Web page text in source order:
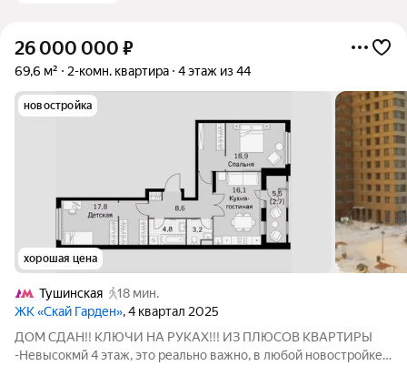
26 000 000 ₽
69,6 м² 2-комн. квартира 4 этаж из 44
новостройка
хорошая цена
Тушинская
18 мин.
ЖК «Скай Гарден», 4 квартал 2025
ДОМ СДАН!! КЛЮЧИ НА РУКАХ!!! ИЗ ПЛЮСОВ КВАРТИРЫ
-Невысокмй 4 этаж, это реально важно, в любой новостройке